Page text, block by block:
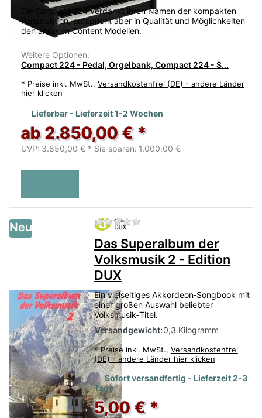
Die Compact 224 verdankt ihren Namen der kompakten
Konstruktion, entspricht aber in Qualität und Möglichkeiten
den anderen Content Modellen.
Weitere Optionen:
Compact 224 - Pedal, Orgelbank, Compact 224 - S...
* Preise inkl. MwSt., Versandkostenfrei (DE) - andere Länder
hier klicken
Lieferbar - Lieferzeit 1-2 Wochen
ab 2.850,00 € *
UVP: 3.850,00 € * Sie sparen: 1.000,00 €
Neu Zu diesem Produkt liegen
Das Superalbum der
Volksmusik 2 - Edition
DUX
Ein vielseitiges Akkordeon‑Songbook mit
einer großen Auswahl beliebter
Volksmusik‑Titel.
Versandgewicht:0,3 Kilogramm
* Preise inkl. MwSt., Versandkostenfrei
(DE) - andere Länder hier klicken
Sofort versandfertig - Lieferzeit 2-3
Tage
5,00 € *